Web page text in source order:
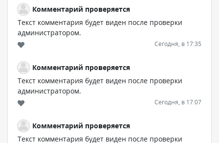
Комментарий проверяется
Текст комментария будет виден после проверки
администратором.
Сегодня, в 17:35
Комментарий проверяется
Текст комментария будет виден после проверки
администратором.
Сегодня, в 17:07
Комментарий проверяется
Текст комментария будет виден после проверки